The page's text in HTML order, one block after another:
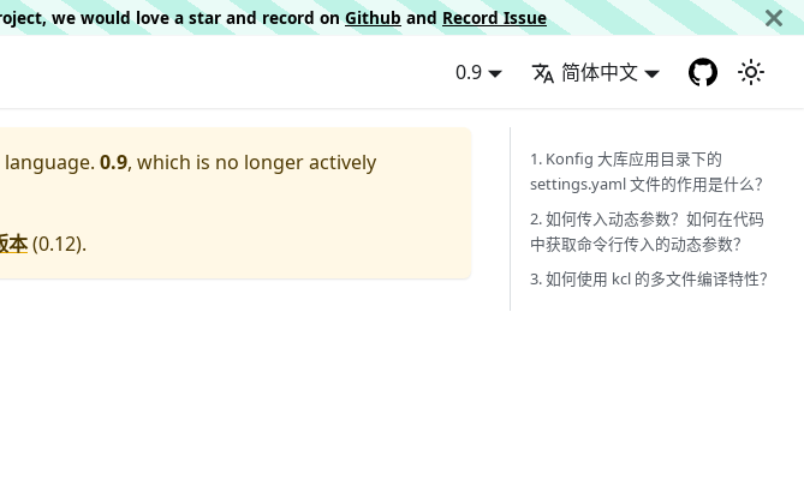
we would love a star and record onGithub and Record Issue
0.9 简体中文
0.9, which is no longer actively
本(0.12).
1. Konfig 大库应用目录下的
settings.yaml 文件的作用是什么？
2. 如何传入动态参数？如何在代码
中获取命令行传入的动态参数？
3. 如何使用 kcl 的多文件编译特性？